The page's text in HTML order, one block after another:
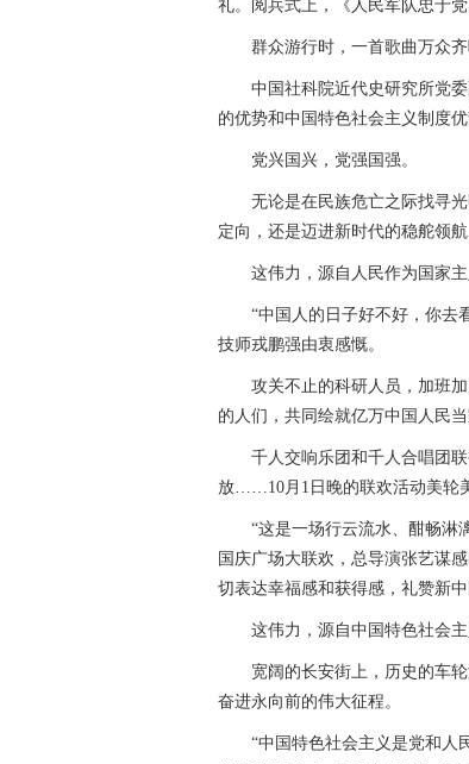
礼。阅兵式上，《人民军队忠于
群众游行时，一首歌曲万众齐
中国社科院近代史研究所党委
的优势和中国特色社会主义制度
党兴国兴，党强国强。
无论是在民族危亡之际找寻光
定向，还是迈进新时代的稳舵领
这伟力，源自人民作为国家主
“中国人的日子好不好，你去看
技师戎鹏强由衷感慨。
攻关不止的科研人员，加班加
的人们，共同绘就亿万中国人民
千人交响乐团和千人合唱团联
放……10月1日晚的联欢活动美轮
“这是一场行云流水、酣畅淋漓
国庆广场大联欢，总导演张艺谋
切表达幸福感和获得感，礼赞新中
这伟力，源自中国特色社会主
宽阔的长安街上，历史的车轮
奋进永向前的伟大征程。
“中国特色社会主义是党和人民